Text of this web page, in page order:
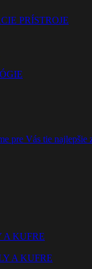
PRÍSTROJE
pre Vás tie
A KUFRE
A KUFRE